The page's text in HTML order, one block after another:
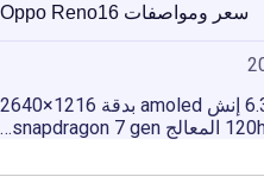
سعر ومواصفات Oppo Reno16
العنصر التفاصيل الشاشة 6.32 إنش amoled بدقة 1216×2640